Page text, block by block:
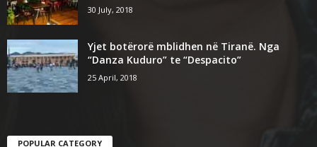
30 July, 2018
Yjet botërorë mblidhen në Tiranë. Nga
“Danza Kuduro” te “Despacito”
25 April, 2018
POPULAR CATEGORY